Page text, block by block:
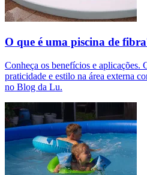
O que é uma piscina de
Conheça os benefícios e aplicações.
praticidade e estilo na área externa
no Blog da Lu.